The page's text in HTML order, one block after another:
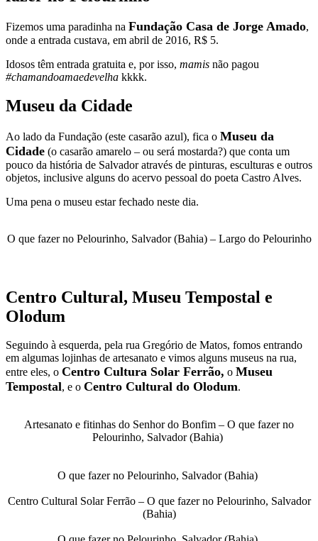
Fizemos uma paradinha na Fundação Casa de Jorge Amado,
onde a entrada custava, em abril de 2016, R$ 5.
Idosos têm entrada gratuita e, por isso, mamis não pagou
#chamandoamaedevelha kkkk.
Museu da Cidade
Ao lado da Fundação (este casarão azul), fica o Museu da
Cidade (o casarão amarelo – ou será mostarda?) que conta um
pouco da história de Salvador através de pinturas, esculturas e outros
objetos, inclusive alguns do acervo pessoal do poeta Castro Alves.
Uma pena o museu estar fechado neste dia.
O que fazer no Pelourinho, Salvador (Bahia) – Largo do Pelourinho
Centro Cultural, Museu Tempostal e
Olodum
Seguindo à esquerda, pela rua Gregório de Matos, fomos entrando
em algumas lojinhas de artesanato e vimos alguns museus na rua,
entre eles, o Centro Cultura Solar Ferrão, o Museu
Tempostal, e o Centro Cultural do Olodum.
Artesanato e fitinhas do Senhor do Bonfim – O que fazer no
Pelourinho, Salvador (Bahia)
O que fazer no Pelourinho, Salvador (Bahia)
Centro Cultural Solar Ferrão – O que fazer no Pelourinho, Salvador
(Bahia)